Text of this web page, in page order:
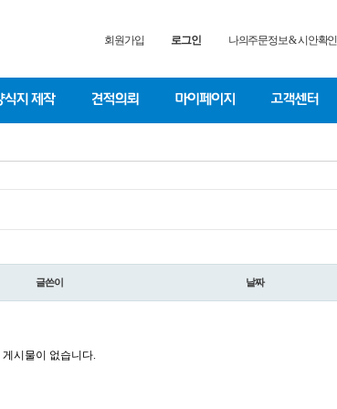
회원가입 로그인 나의주문정보 & 시안확인
글쓴이 날짜
게시물이 없습니다.